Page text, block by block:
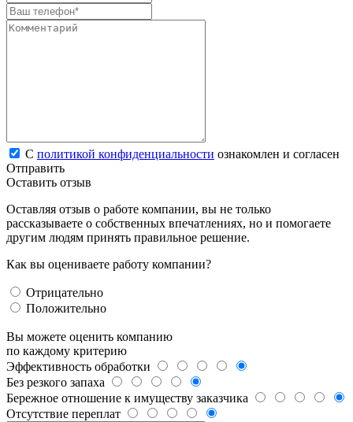
С политикой конфиденциальности ознакомлен и согласен
Отправить
Оставить отзыв
Оставляя отзыв о работе компании, вы не только
рассказываете о собственных впечатлениях, но и помогаете
другим людям принять правильное решение.
Как вы оцениваете работу компании?
Отрицательно
Положительно
Вы можете оценить компанию
по каждому критерию
Эффективность обработки
Без резкого запаха
Бережное отношение к имуществу заказчика
Отсутствие переплат